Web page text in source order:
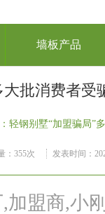
墙板产品
批消费者受
轻钢别墅“加盟骗局”
： 355次 发表时间：
加盟商,小